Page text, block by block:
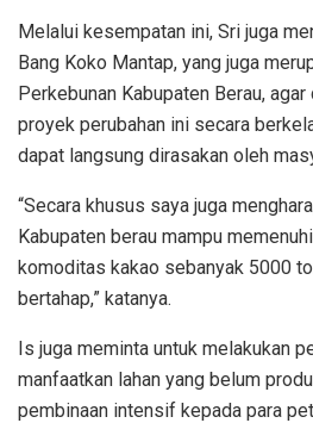
Melalui kesempatan ini, Sri juga
Bang Koko Mantap, yang juga
Perkebunan Kabupaten Berau,
proyek perubahan ini secara
dapat langsung dirasakan oleh
“Secara khusus saya juga
Kabupaten berau mampu
komoditas kakao sebanyak 5000
bertahap,” katanya.
Is juga meminta untuk melakukan
manfaatkan lahan yang belum
pembinaan intensif kepada para